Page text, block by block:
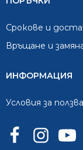
Срокове и
Връщане и
ИНФОРМАЦИЯ
Условия за